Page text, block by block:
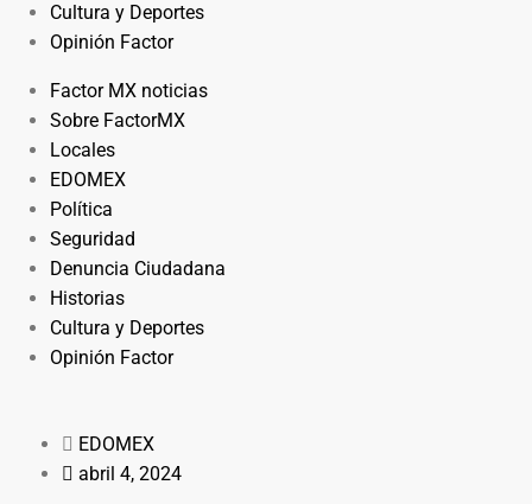
Cultura y Deportes
Opinión Factor
Factor MX noticias
Sobre FactorMX
Locales
EDOMEX
Política
Seguridad
Denuncia Ciudadana
Historias
Cultura y Deportes
Opinión Factor
EDOMEX
abril 4, 2024